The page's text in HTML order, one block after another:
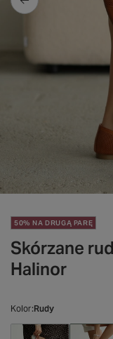
50% NA DRUGĄ PARĘ
Skórzane
Halinor
Kolor Rudy